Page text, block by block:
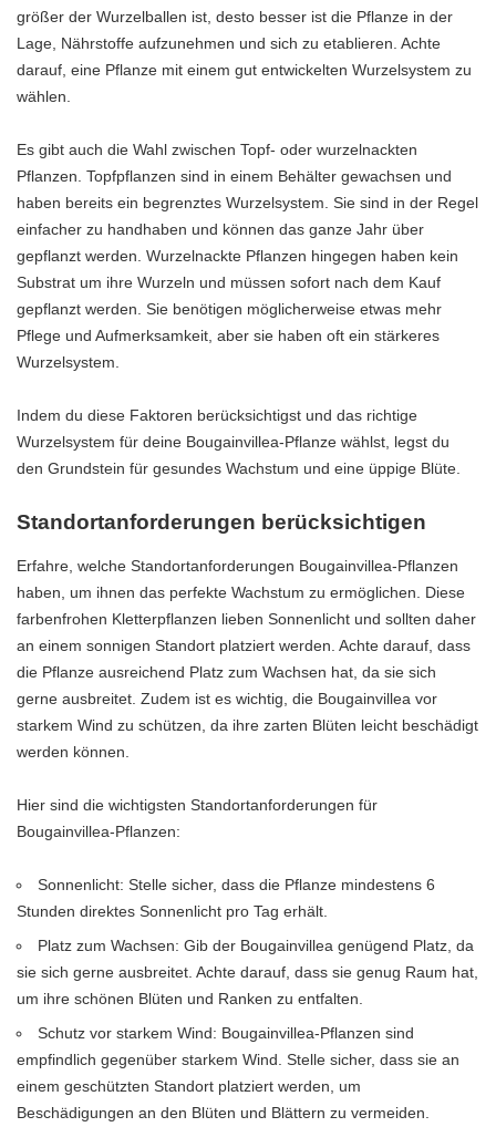
größer der Wurzelballen ist, desto besser ist die Pflanze in der
Lage, Nährstoffe aufzunehmen und sich zu etablieren. Achte
darauf, eine Pflanze mit einem gut entwickelten Wurzelsystem zu
wählen.
Es gibt auch die Wahl zwischen Topf- oder wurzelnackten
Pflanzen. Topfpflanzen sind in einem Behälter gewachsen und
haben bereits ein begrenztes Wurzelsystem. Sie sind in der Regel
einfacher zu handhaben und können das ganze Jahr über
gepflanzt werden. Wurzelnackte Pflanzen hingegen haben kein
Substrat um ihre Wurzeln und müssen sofort nach dem Kauf
gepflanzt werden. Sie benötigen möglicherweise etwas mehr
Pflege und Aufmerksamkeit, aber sie haben oft ein stärkeres
Wurzelsystem.
Indem du diese Faktoren berücksichtigst und das richtige
Wurzelsystem für deine Bougainvillea-Pflanze wählst, legst du
den Grundstein für gesundes Wachstum und eine üppige Blüte.
Standortanforderungen berücksichtigen
Erfahre, welche Standortanforderungen Bougainvillea-Pflanzen
haben, um ihnen das perfekte Wachstum zu ermöglichen. Diese
farbenfrohen Kletterpflanzen lieben Sonnenlicht und sollten daher
an einem sonnigen Standort platziert werden. Achte darauf, dass
die Pflanze ausreichend Platz zum Wachsen hat, da sie sich
gerne ausbreitet. Zudem ist es wichtig, die Bougainvillea vor
starkem Wind zu schützen, da ihre zarten Blüten leicht beschädigt
werden können.
Hier sind die wichtigsten Standortanforderungen für
Bougainvillea-Pflanzen:
Sonnenlicht: Stelle sicher, dass die Pflanze mindestens 6
Stunden direktes Sonnenlicht pro Tag erhält.
Platz zum Wachsen: Gib der Bougainvillea genügend Platz, da
sie sich gerne ausbreitet. Achte darauf, dass sie genug Raum hat,
um ihre schönen Blüten und Ranken zu entfalten.
Schutz vor starkem Wind: Bougainvillea-Pflanzen sind
empfindlich gegenüber starkem Wind. Stelle sicher, dass sie an
einem geschützten Standort platziert werden, um
Beschädigungen an den Blüten und Blättern zu vermeiden.